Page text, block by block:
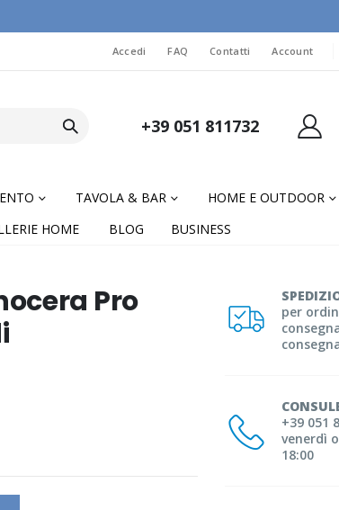
Accedi FAQ Contatti Account
+39 051 811732
TAVOLA & BAR HOME E OUTDOOR
HOME BLOG BUSINESS
per
+39 051
venerdì
18:00
Pro